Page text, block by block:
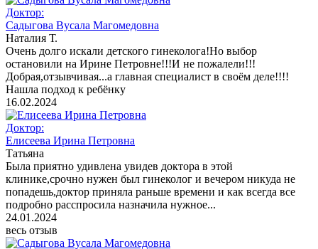
Доктор:
Садыгова Вусала Магомедовна
Наталия Т.
Очень долго искали детского гинеколога!Но выбор
остановили на Ирине Петровне!!!И не пожалели!!!
Добрая,отзывчивая...а главная специалист в своём деле!!!!
Нашла подход к ребёнку
16.02.2024
Доктор:
Елисеева Ирина Петровна
Татьяна
Была приятно удивлена увидев доктора в этой
клинике,срочно нужен был гинеколог и вечером никуда не
попадешь,доктор приняла раньше времени и как всегда все
подробно расспросила назначила нужное...
24.01.2024
весь отзыв